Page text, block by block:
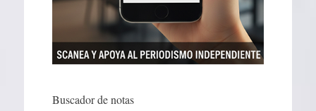
Buscador de notas